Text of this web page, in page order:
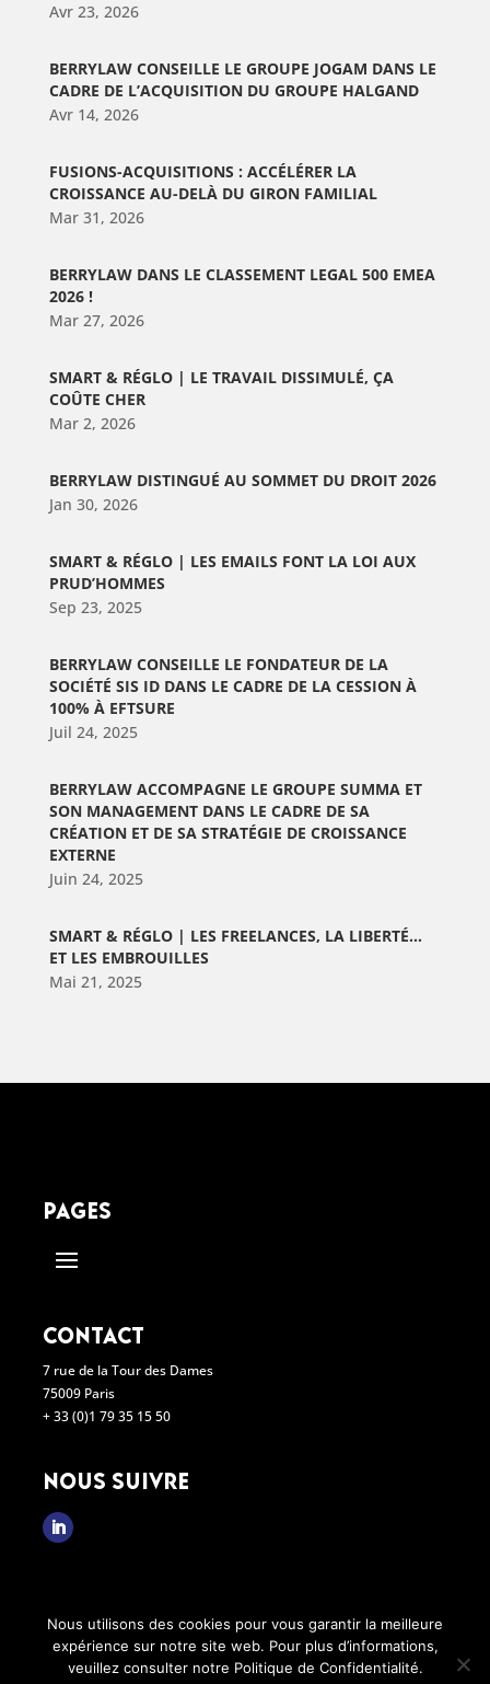
Avr 23, 2026
BERRYLAW CONSEILLE LE GROUPE JOGAM DANS LE
CADRE DE L’ACQUISITION DU GROUPE HALGAND
Avr 14, 2026
FUSIONS-ACQUISITIONS : ACCÉLÉRER LA
CROISSANCE AU-DELÀ DU GIRON FAMILIAL
Mar 31, 2026
BERRYLAW DANS LE CLASSEMENT LEGAL 500 EMEA
2026 !
Mar 27, 2026
SMART & RÉGLO | LE TRAVAIL DISSIMULÉ, ÇA
COÛTE CHER
Mar 2, 2026
BERRYLAW DISTINGUÉ AU SOMMET DU DROIT 2026
Jan 30, 2026
SMART & RÉGLO | LES EMAILS FONT LA LOI AUX
PRUD’HOMMES
Sep 23, 2025
BERRYLAW CONSEILLE LE FONDATEUR DE LA
SOCIÉTÉ SIS ID DANS LE CADRE DE LA CESSION À
100% À EFTSURE
Juil 24, 2025
BERRYLAW ACCOMPAGNE LE GROUPE SUMMA ET
SON MANAGEMENT DANS LE CADRE DE SA
CRÉATION ET DE SA STRATÉGIE DE CROISSANCE
EXTERNE
Juin 24, 2025
SMART & RÉGLO | LES FREELANCES, LA LIBERTÉ…
ET LES EMBROUILLES
Mai 21, 2025
pages
contact
7 rue de la Tour des Dames
75009 Paris
+ 33 (0)1 79 35 15 50
nous suivre

Nous utilisons des cookies pour vous garantir la meilleure
expérience sur notre site web. Pour plus d’informations,
veuillez consulter notre Politique de Confidentialité.